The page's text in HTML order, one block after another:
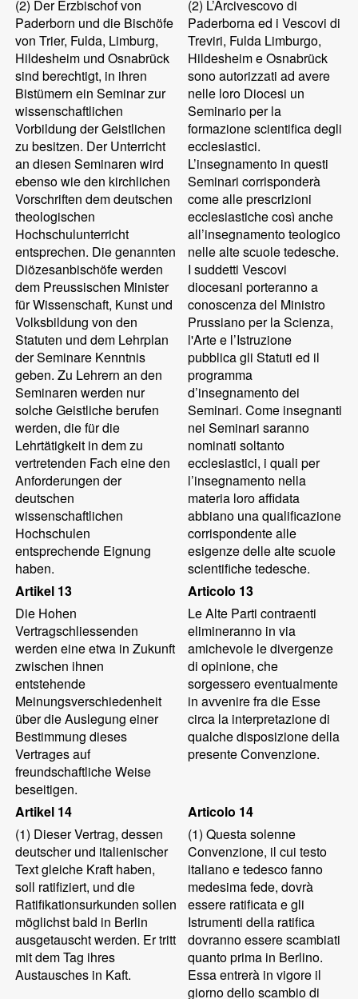
(2) Der Erzbischof von
Paderborn und die Bischöfe
von Trier, Fulda, Limburg,
Hildesheim und Osnabrück
sind berechtigt, in ihren
Bistümern ein Seminar zur
wissenschaftlichen
Vorbildung der Geistlichen
zu besitzen. Der Unterricht
an diesen Seminaren wird
ebenso wie den kirchlichen
Vorschriften dem deutschen
theologischen
Hochschulunterricht
entsprechen. Die genannten
Diözesanbischöfe werden
dem Preussischen Minister
für Wissenschaft, Kunst und
Volksbildung von den
Statuten und dem Lehrplan
der Seminare Kenntnis
geben. Zu Lehrern an den
Seminaren werden nur
solche Geistliche berufen
werden, die für die
Lehrtätigkeit in dem zu
vertretenden Fach eine den
Anforderungen der
deutschen
wissenschaftlichen
Hochschulen
entsprechende Eignung
haben.
(2) L’Arcivescovo di
Paderborna ed i Vescovi di
Treviri, Fulda Limburgo,
Hildesheim e Osnabrück
sono autorizzati ad avere
nelle loro Diocesi un
Seminario per la
formazione scientifica degli
ecclesiastici.
L’insegnamento in questi
Seminari corrisponderà
come alle prescrizioni
ecclesiastiche così anche
all’insegnamento teologico
nelle alte scuole tedesche.
I suddetti Vescovi
diocesani porteranno a
conoscenza del Ministro
Prussiano per la Scienza,
l'Arte e l’Istruzione
pubblica gli Statuti ed il
programma
d’insegnamento dei
Seminari. Come insegnanti
nei Seminari saranno
nominati soltanto
ecclesiastici, i quali per
l’insegnamento nella
materia loro affidata
abbiano una qualificazione
corrispondente alle
esigenze delle alte scuole
scientifiche tedesche.
Artikel 13
Articolo 13
Die Hohen
Vertragschliessenden
werden eine etwa in Zukunft
zwischen ihnen
entstehende
Meinungsverschiedenheit
über die Auslegung einer
Bestimmung dieses
Vertrages auf
freundschaftliche Weise
beseitigen.
Le Alte Parti contraenti
elimineranno in via
amichevole le divergenze
di opinione, che
sorgessero eventualmente
in avvenire fra die Esse
circa la interpretazione di
qualche disposizione della
presente Convenzione.
Artikel 14
Articolo 14
(1) Dieser Vertrag, dessen
deutscher und italienischer
Text gleiche Kraft haben,
soll ratifiziert, und die
Ratifikationsurkunden sollen
möglichst bald in Berlin
ausgetauscht werden. Er tritt
mit dem Tag ihres
Austausches in Kaft.
(1) Questa solenne
Convenzione, il cui testo
italiano e tedesco fanno
medesima fede, dovrà
essere ratificata e gli
Istrumenti della ratifica
dovranno essere scambiati
quanto prima in Berlino.
Essa entrerà in vigore il
giorno dello scambio di